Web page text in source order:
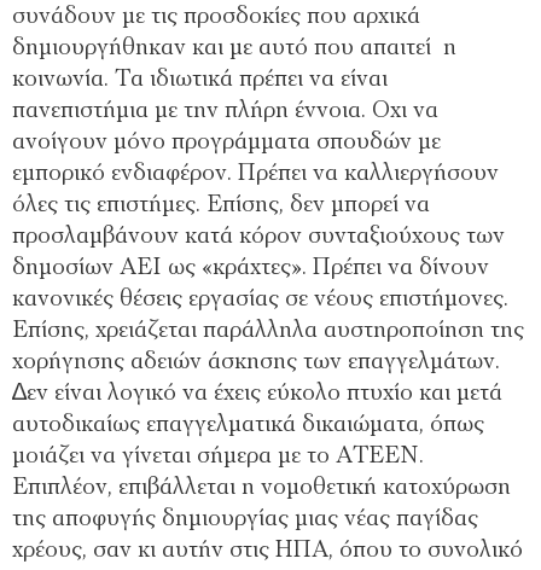
συνάδουν µε τις προσδοκίες που αρχικά
δηµιουργήθηκαν και µε αυτό που απαιτεί η
κοινωνία. Τα ιδιωτικά πρέπει να είναι
πανεπιστήµια µε την πλήρη έννοια. Οχι να
ανοίγουν µόνο προγράµµατα σπουδών µε
εµπορικό ενδιαφέρον. Πρέπει να καλλιεργήσουν
όλες τις επιστήµες. Επίσης, δεν µπορεί να
προσλαµβάνουν κατά κόρον συνταξιούχους των
δηµοσίων ΑΕΙ ως «κράχτες». Πρέπει να δίνουν
κανονικές θέσεις εργασίας σε νέους επιστήµονες.
Επίσης, χρειάζεται παράλληλα αυστηροποίηση της
χορήγησης αδειών άσκησης των επαγγελµάτων.
∆εν είναι λογικό να έχεις εύκολο πτυχίο και µετά
αυτοδικαίως επαγγελµατικά δικαιώµατα, όπως
µοιάζει να γίνεται σήµερα µε το ΑΤΕΕΝ.
Επιπλέον, επιβάλλεται η νοµοθετική κατοχύρωση
της αποφυγής δηµιουργίας µιας νέας παγίδας
χρέους, σαν κι αυτήν στις ΗΠΑ, όπου το συνολικό